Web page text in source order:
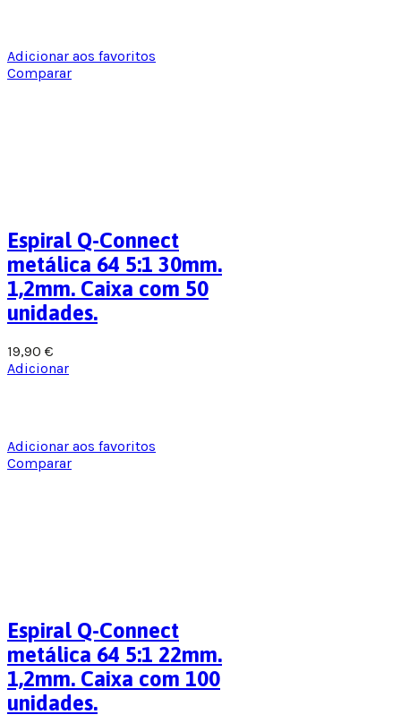
Adicionar aos favoritos
Comparar
Adicionar aos favoritos
Comparar
Espiral Q-Connect
metálica 64 5:1 30mm.
1,2mm. Caixa com 50
unidades.
19,90 €
Adicionar
Espiral Q-Connect
metálica 64 5:1 22mm.
1,2mm. Caixa com 100
unidades.